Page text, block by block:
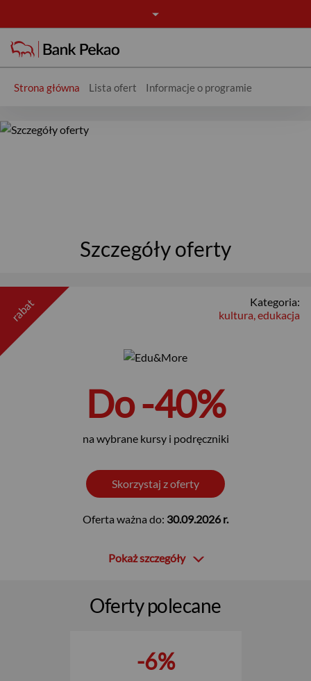
Strona główna Lista ofert Informacje o programie
Oferta - Rabaty
Szczegóły oferty
rabat
Kategoria:
kultura, edukacja
Do -40%
na wybrane kursy i podręczniki
Skorzystaj z oferty
Oferta ważna do: 30.09.2026 r.
Pokaż szczegóły
Oferty polecane
-6%